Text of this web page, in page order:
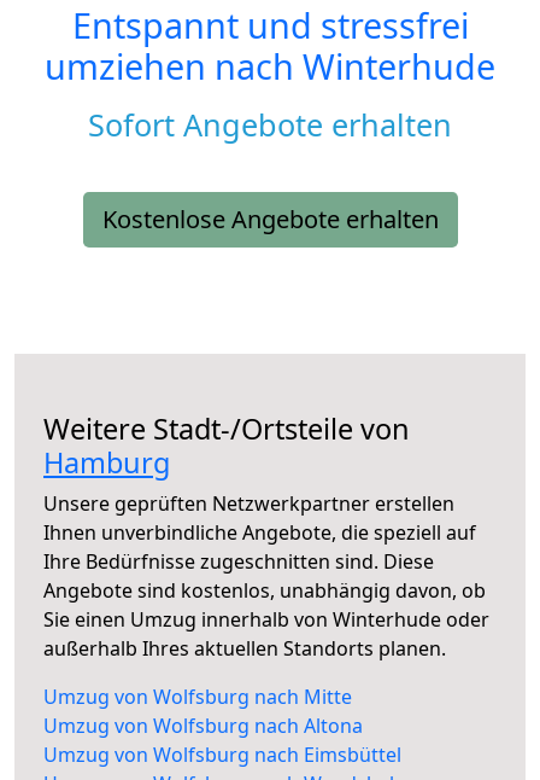
Entspannt und stressfrei
umziehen nach Winterhude
Sofort Angebote erhalten
Kostenlose Angebote erhalten
Weitere Stadt-/Ortsteile von
Hamburg
Unsere geprüften Netzwerkpartner erstellen
Ihnen unverbindliche Angebote, die speziell auf
Ihre Bedürfnisse zugeschnitten sind. Diese
Angebote sind kostenlos, unabhängig davon, ob
Sie einen Umzug innerhalb von Winterhude oder
außerhalb Ihres aktuellen Standorts planen.
Umzug von Wolfsburg nach Mitte
Umzug von Wolfsburg nach Altona
Umzug von Wolfsburg nach Eimsbüttel